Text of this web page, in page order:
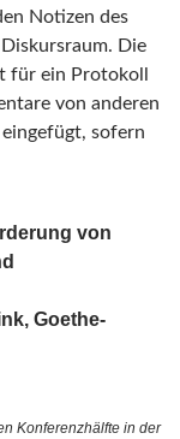
Notizen des
Die
für ein Protokoll
von anderen
sofern
von
Goethe-
Konferenzhälfte in der